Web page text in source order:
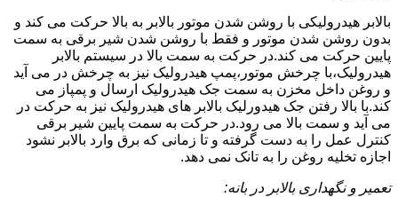
بالابر هیدرولیکی با روشن شدن موتور بالابر به بالا حرکت می کند و
بدون روشن شدن موتور و فقط با روشن شدن شیر برقی به سمت
پایین حرکت می کند.در حرکت به سمت بالا در سیستم بالابر
هیدرولیک،با چرخش موتور،پمپ هیدرولیک نیز به چرخش در می آید
و روغن داخل مخزن به سمت جک هیدرولیک ارسال و پمپاز می
کند.با بالا رفتن جک هیدورلیک بالابر های هیدرولیک نیز به حرکت در
می آید و سمت بالا می رود.در حرکت به سمت پایین شیر برقی
کنترل عمل را به دست گرفته و تا زمانی که برق وارد بالابر نشود
اجازه تخلیه روغن را به تانک نمی دهد.
تعمیر و نگهداری بالابر در بانه: